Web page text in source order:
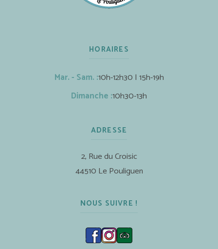
HORAIRES
Mar. - Sam. :10h-12h30 | 15h-19h
Dimanche :10h30-13h
ADRESSE
2, Rue du Croisic
44510 Le Pouliguen
NOUS SUIVRE !